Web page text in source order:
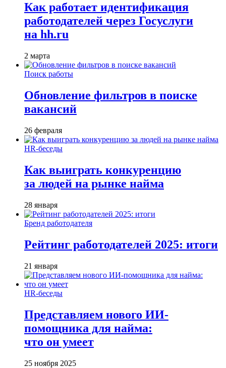
Как работает идентификация
работодателей через Госуслуги
на hh.ru
2 марта
Поиск работы
Обновление фильтров в поиске
вакансий
26 февраля
HR-беседы
Как выиграть конкуренцию
за людей на рынке найма
28 января
Бренд работодателя
Рейтинг работодателей 2025: итоги
21 января
HR-беседы
Представляем нового ИИ-
помощника для найма:
что он умеет
25 ноября 2025